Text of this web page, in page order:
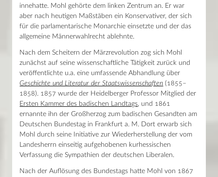
innehatte. Mohl gehörte dem linken Zentrum an. Er war
aber nach heutigen Maßstäben ein Konservativer, der sich
für die parlamentarische Monarchie einsetzte und der das
allgemeine Männerwahlrecht ablehnte.
Nach dem Scheitern der Märzrevolution zog sich Mohl
zunächst auf seine wissenschaftliche Tätigkeit zurück und
veröffentlichte u.a. eine umfassende Abhandlung über
Geschichte und Literatur der Staatswissenschaften (1855–
1858). 1857 wurde der Heidelberger Professor Mitglied der
Ersten Kammer des badischen Landtags, und 1861
ernannte ihn der Großherzog zum badischen Gesandten am
Deutschen Bundestag in Frankfurt a. M. Dort erwarb sich
Mohl durch seine Initiative zur Wiederherstellung der vom
Landesherrn einseitig aufgehobenen kurhessischen
Verfassung die Sympathien der deutschen Liberalen.
Nach der Auflösung des Bundestags hatte Mohl von 1867